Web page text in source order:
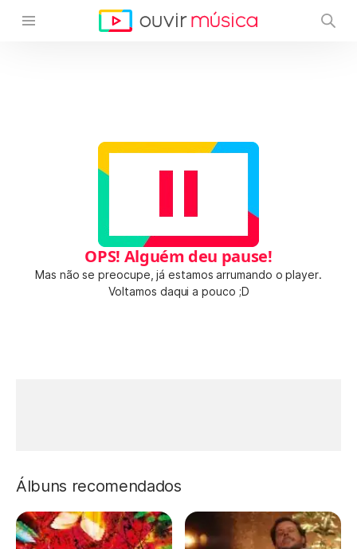
OPS! Alguém deu pause!
Mas não se preocupe, já estamos arrumando o player.
Voltamos daqui a pouco ;D
Álbuns recomendados